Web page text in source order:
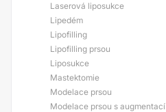
Laserová liposukce
Lipedém
Lipofilling
Lipofilling prsou
Liposukce
Mastektomie
Modelace prsou
Modelace prsou s augmentací